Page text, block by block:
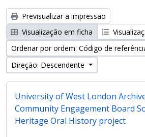
Previsualizar a impressão
Visualização em ficha
Ordenar por ordem: Código de
Direção: Descendente
University of West London
Community Engagement Board
Heritage Oral History project